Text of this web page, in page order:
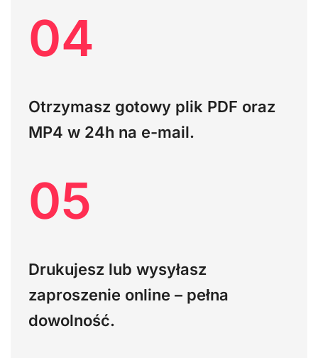
04
Otrzymasz gotowy plik PDF oraz
MP4 w 24h na e-mail.
05
Drukujesz lub wysyłasz
zaproszenie online – pełna
dowolność.